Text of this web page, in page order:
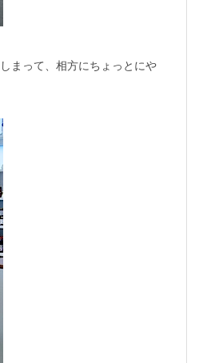
まって、相方にちょっとにや